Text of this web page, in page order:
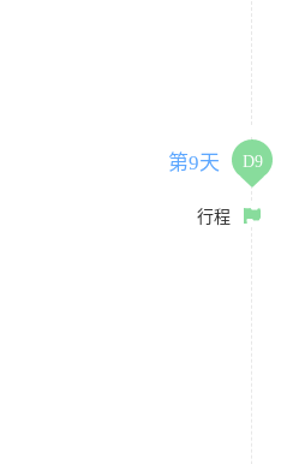
第9天 D9
行程